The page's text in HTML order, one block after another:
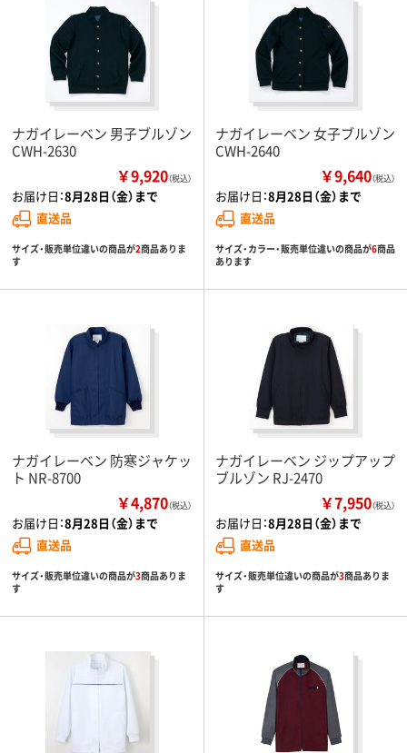
ナガイレーベン 男子ブルゾン
CWH-2630
￥9,920（税込）
お届け日：8月28日（金）まで
直送品
サイズ・販売単位違いの商品が2商品ありま
す
ナガイレーベン 女子ブルゾン
CWH-2640
￥9,640（税込）
お届け日：8月28日（金）まで
直送品
サイズ・カラー・販売単位違いの商品が6商品
あります
ナガイレーベン 防寒ジャケッ
ト NR-8700
￥4,870（税込）
お届け日：8月28日（金）まで
直送品
サイズ・販売単位違いの商品が3商品ありま
す
ナガイレーベン ジップアップ
ブルゾン RJ-2470
￥7,950（税込）
お届け日：8月28日（金）まで
直送品
サイズ・販売単位違いの商品が3商品ありま
す